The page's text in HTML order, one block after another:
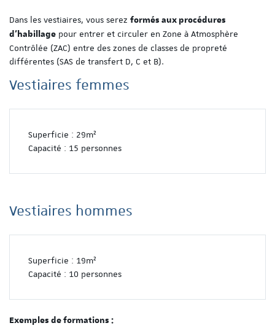
Dans les vestiaires, vous serez formés aux procédures
d’habillage pour entrer et circuler en Zone à Atmosphère
Contrôlée (ZAC) entre des zones de classes de propreté
différentes (SAS de transfert D, C et B).
Vestiaires femmes
Superficie : 29m²
Capacité : 15 personnes
Vestiaires hommes
Superficie : 19m²
Capacité : 10 personnes
Exemples de formations :